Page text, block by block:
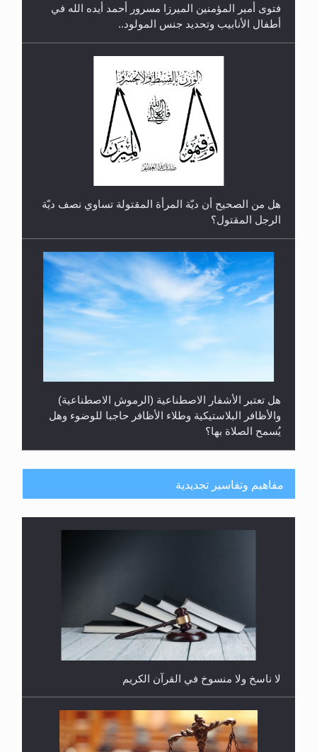
رأيٌ في لغة المسيح الموعود عليه السلام.. 4...
فتوى أمير المؤمنين الميرزا مسرور أحمد أيده الله في
أطفال الأنابيب وتحديد جنس المولود..
هل من الصحيح أن ديّة المرأة المقتولة تساوي نصف ديّة
الرجل المقتول؟
هل تعتبر الأشفار الاصطناعية (الرموش الاصطناعية)
والأظافر البلاستيكية وطلاء الأظافر حاجبا للوضوء وهل
يُسمح الصلاة بها؟
هل يُحسب حول الزكاة وفق السنة الميلادية أو الهجرية؟
مفاهيم وتفاسير تجديدية
لا ناسخ ولا منسوخ في القرآن الكريم